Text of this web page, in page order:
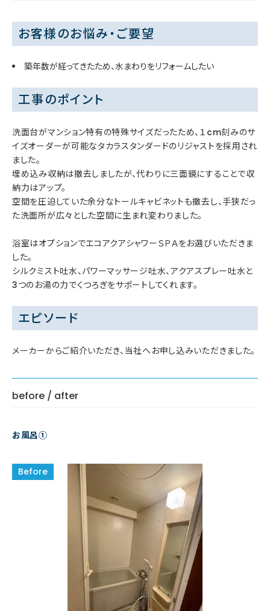
お客様のお悩み・ご要望
築年数が経ってきたため、水まわりをリフォームしたい
工事のポイント
洗面台がマンション特有の特殊サイズだったため、１cm刻みのサ
イズオーダーが可能なタカラスタンダードのリジャストを採用され
ました。
埋め込み収納は撤去しましたが、代わりに三面鏡にすることで収
納力はアップ。
空間を圧迫していた余分なトールキャビネットも撤去し、手狭だっ
た洗面所が広々とした空間に生まれ変わりました。
浴室はオプションでエコアクアシャワーＳＰＡをお選びいただきま
した。
シルクミスト吐水、パワーマッサージ吐水、アクアスプレー吐水と
3つのお湯の力でくつろぎをサポートしてくれます。
エピソード
メーカーからご紹介いただき、当社へお申し込みいただきました。
before / after
お風呂①